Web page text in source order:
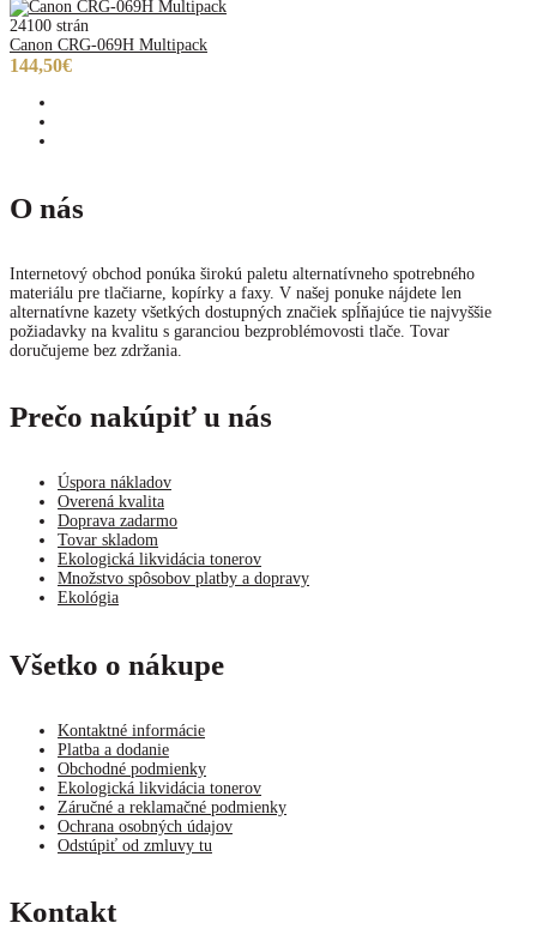
24100 strán
Canon CRG-069H Multipack
144,50€
O nás
Internetový obchod ponúka širokú paletu alternatívneho spotrebného
materiálu pre tlačiarne, kopírky a faxy. V našej ponuke nájdete len
alternatívne kazety všetkých dostupných značiek spĺňajúce tie najvyššie
požiadavky na kvalitu s garanciou bezproblémovosti tlače. Tovar
doručujeme bez zdržania.
Prečo nakúpiť u nás
Úspora nákladov
Overená kvalita
Doprava zadarmo
Tovar skladom
Ekologická likvidácia tonerov
Množstvo spôsobov platby a dopravy
Ekológia
Všetko o nákupe
Kontaktné informácie
Platba a dodanie
Obchodné podmienky
Ekologická likvidácia tonerov
Záručné a reklamačné podmienky
Ochrana osobných údajov
Odstúpiť od zmluvy tu
Kontakt